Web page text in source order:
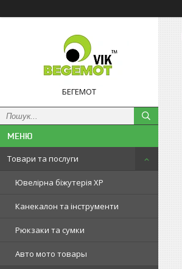
БЕГЕМОТ
Товари та послуги
Ювелірна біжутерія XP
Канекалон та інструменти
Рюкзаки та сумки
Авто мото товары